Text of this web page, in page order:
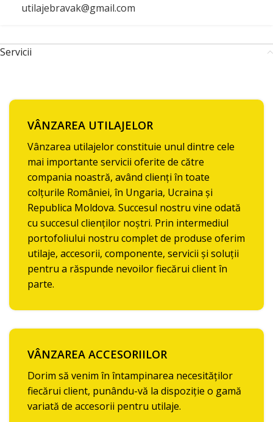
utilajebravak@gmail.com
Servicii
VÂNZAREA UTILAJELOR
Vânzarea utilajelor constituie unul dintre cele
mai importante servicii oferite de către
compania noastră, având clienți în toate
colțurile României, în Ungaria, Ucraina și
Republica Moldova. Succesul nostru vine odată
cu succesul clienților noștri. Prin intermediul
portofoliului nostru complet de produse oferim
utilaje, accesorii, componente, servicii și soluții
pentru a răspunde nevoilor fiecărui client în
parte.
VÂNZAREA ACCESORIILOR
Dorim să venim în întampinarea necesităților
fiecărui client, punându-vă la dispoziție o gamă
variată de accesorii pentru utilaje.